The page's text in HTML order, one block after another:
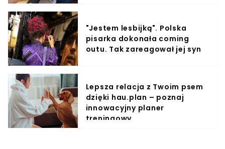
"Jestem lesbijką". Polska
pisarka dokonała coming
outu. Tak zareagował jej syn
Lepsza relacja z Twoim psem
dzięki hau.plan – poznaj
innowacyjny planer
treningowy